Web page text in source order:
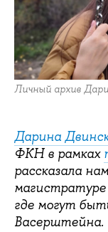
Личный архив
Дарина
ФКН в рамках
рассказала
магистратуре
где могут
Васерштейна.